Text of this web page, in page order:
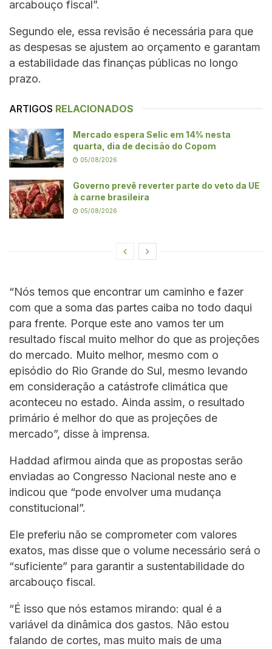
arcabouço fiscal”.
Segundo ele, essa revisão é necessária para que
as despesas se ajustem ao orçamento e garantam
a estabilidade das finanças públicas no longo
prazo.
ARTIGOS RELACIONADOS
Mercado espera Selic em 14% nesta
quarta, dia de decisão do Copom
05/08/2026
Governo prevê reverter parte do veto da UE
à carne brasileira
05/08/2026
“Nós temos que encontrar um caminho e fazer
com que a soma das partes caiba no todo daqui
para frente. Porque este ano vamos ter um
resultado fiscal muito melhor do que as projeções
do mercado. Muito melhor, mesmo com o
episódio do Rio Grande do Sul, mesmo levando
em consideração a catástrofe climática que
aconteceu no estado. Ainda assim, o resultado
primário é melhor do que as projeções de
mercado”, disse à imprensa.
Haddad afirmou ainda que as propostas serão
enviadas ao Congresso Nacional neste ano e
indicou que “pode envolver uma mudança
constitucional”.
Ele preferiu não se comprometer com valores
exatos, mas disse que o volume necessário será o
“suficiente” para garantir a sustentabilidade do
arcabouço fiscal.
“É isso que nós estamos mirando: qual é a
variável da dinâmica dos gastos. Não estou
falando de cortes, mas muito mais de uma